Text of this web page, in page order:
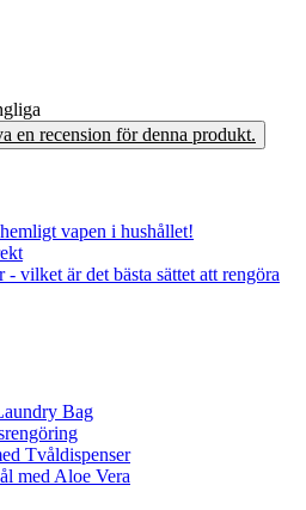
en recension för denna produkt.
vapen i hushållet!
- vilket är det bästa sättet att rengöra
Bag
Tvåldispenser
med Aloe Vera